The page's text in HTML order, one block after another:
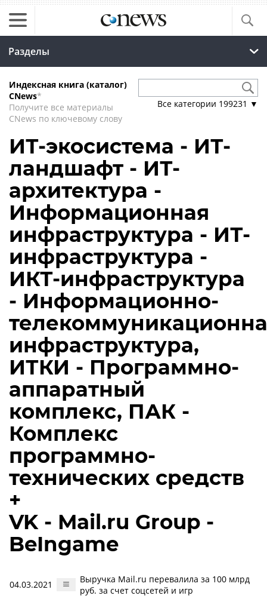
Разделы
Индексная книга (каталог)
CNews*
Получите все материалы
CNews по ключевому слову
Все категории 199231 ▼
ИТ-экосистема - ИТ-
ландшафт - ИТ-
архитектура -
Информационная
инфраструктура - ИТ-
инфраструктура -
ИКТ-инфраструктура
- Информационно-
инфраструктура,
ИТКИ - Программно-
аппаратный
комплекс, ПАК -
Комплекс
программно-
технических средств
+
VK - Mail.ru Group -
BeIngame
04.03.2021
Выручка Mail.ru перевалила за 100 млрд
руб. за счет соцсетей и игр